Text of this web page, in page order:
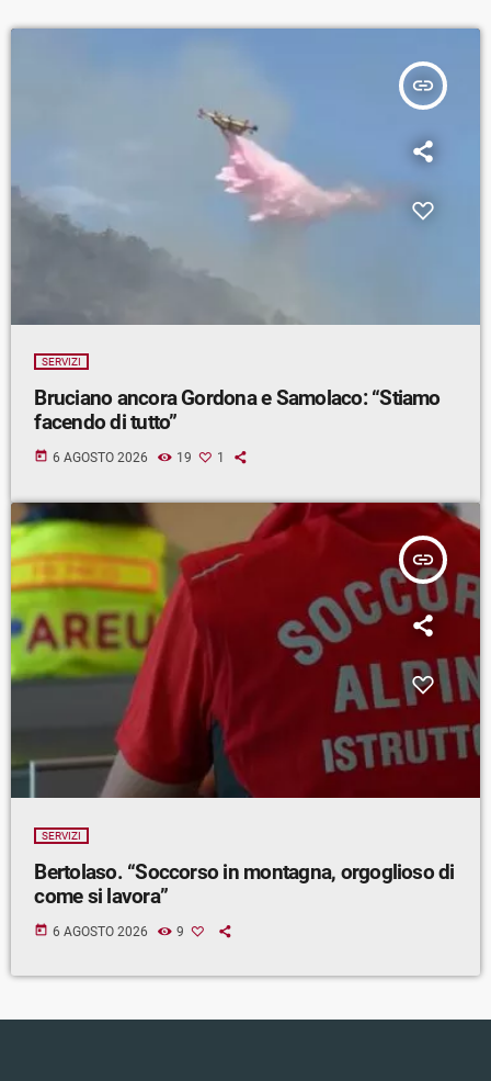
insert_link
SERVIZI
Bruciano ancora Gordona e Samolaco: “Stiamo
facendo di tutto”
today 6 AGOSTO 2026 19 1
insert_link
SERVIZI
Bertolaso. “Soccorso in montagna, orgoglioso di
come si lavora”
today 6 AGOSTO 2026 9